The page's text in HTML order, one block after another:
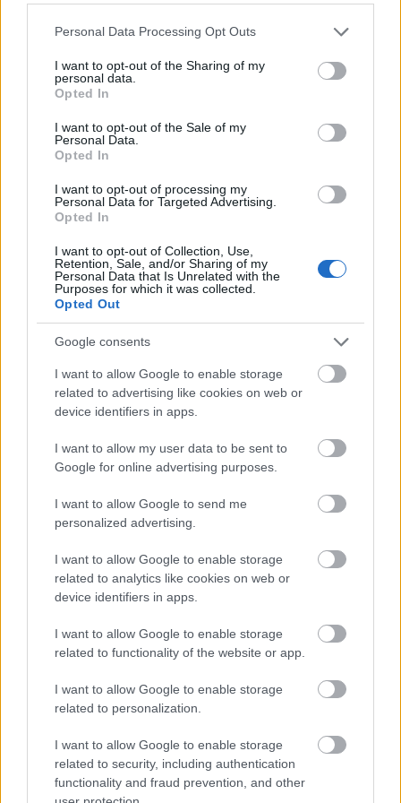
Please note that this website/app uses one or more Google
not limited to your visit or usage behaviour. You may click to
grant or deny consent to Google and its third-party tags to
use your data for below specified purposes in below Google
consent section.
Personal Data Processing Opt Outs
I want to opt-out of the Sharing of my
personal data.
Opted In
I want to opt-out of the Sale of my
Personal Data.
Opted In
I want to opt-out of processing my
Personal Data for Targeted Advertising.
Opted In
I want to opt-out of Collection, Use,
Retention, Sale, and/or Sharing of my
Personal Data that Is Unrelated with the
Purposes for which it was collected.
Opted Out
Google consents
I want to allow Google to enable storage
related to advertising like cookies on web or
device identifiers in apps.
I want to allow my user data to be sent to
Google for online advertising purposes.
I want to allow Google to send me
personalized advertising.
I want to allow Google to enable storage
related to analytics like cookies on web or
device identifiers in apps.
I want to allow Google to enable storage
related to functionality of the website or app.
I want to allow Google to enable storage
related to personalization.
I want to allow Google to enable storage
related to security, including authentication
functionality and fraud prevention, and other
onnan jön, arra távozik, amerre kényelmesen
hatásos. A díszlet alkalmas lehetne akár a Macbeth
süllyesztő, hol szófát szállít, hol karosszéket,
megtakarítva a nyíltszíni átdíszítéseket. Balra van
vizes medencéje a főszereplők komikumának
növelésére. Eszenyi belefürdőzése és testéhez
tapadó kiemelkedése: kacéran erotikus. Szőcs Artúr,
vizibirkózása, belefullasztása mulatságos színpadi
Eszenyi Enikő
árnyalatra pontos és éles játékot kiókumláló,
plasztikus színpadi jelenléte távirányításos
színészet. Úgy tetszik, mintha a színész-rendező egy
távoli vezérlőből gombnyomogatással irányítaná
digitális elemekből perfekt tökéletességűvé
szerkesztett játékát.
Eszenyi
Szőcs
Artur
Kivitelezése tökéletes szaktudásra vall. Nem
mondatonként, szavanként, szótagonként csap át
meggyőző ellenkezőjébe az írnokáért hevülő grófnő.
Karjába olvadó ellágyult tekintetét menet közben
fagypont alá viszi Eszenyi. Dianája akár egy cirkuszi
néző szemét elkápráztató sebességgel.
Leghisztérikusabb kirobbanásából könnyedén
lendületes komédiás. Nem Diana istennő. Diana
sósborszeszes cukorka.
(Teodoro) - többet mutat, mint a Stuart
Máriában - nyúlánk, sötéthajú hősszerelmes. Hihető
dönteni képtelen ingadozása, visszahúzódó
óvatossága úrnőjével szemben, és gyors lobbanásai